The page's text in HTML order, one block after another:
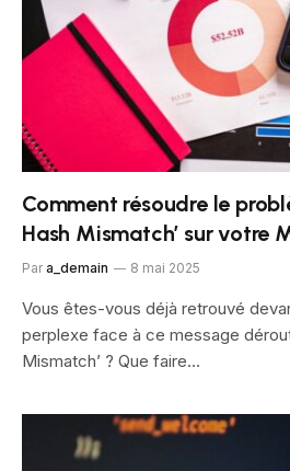
Comment résoudre le
Hash Mismatch’ sur votre
Par a_demain 8 mai 2025
Vous êtes-vous déjà retrouvé
perplexe face à ce message
Mismatch’ ? Que faire…